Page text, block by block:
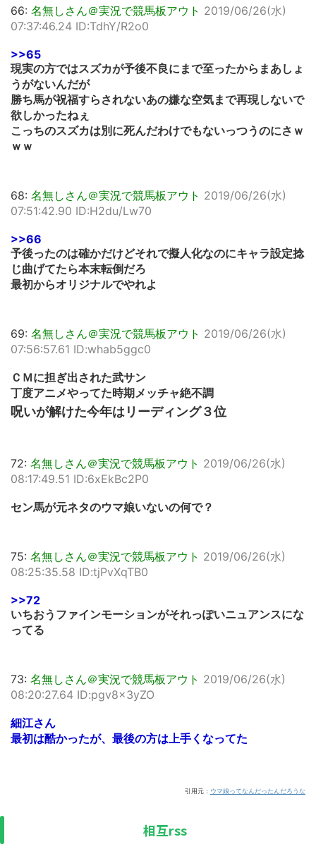
66: 名無しさん＠実況で競馬板アウト 2019/06/26(水)
07:37:46.24 ID:TdhY/R2o0
>>65
現実の方ではスズカが予後不良にまで至ったからまあしょ
うがないんだが
勝ち馬が祝福すらされないあの嫌な空気まで再現しないで
欲しかったねぇ
こっちのスズカは別に死んだわけでもないっつうのにさｗ
ｗｗ
68: 名無しさん＠実況で競馬板アウト 2019/06/26(水)
07:51:42.90 ID:H2du/Lw70
>>66
予後ったのは確かだけどそれで擬人化なのにキャラ設定捻
じ曲げてたら本末転倒だろ
最初からオリジナルでやれよ
69: 名無しさん＠実況で競馬板アウト 2019/06/26(水)
07:56:57.61 ID:whab5ggc0
ＣＭに担ぎ出された武サン
丁度アニメやってた時期メッチャ絶不調
呪いが解けた今年はリーディング３位
72: 名無しさん＠実況で競馬板アウト 2019/06/26(水)
08:17:49.51 ID:6xEkBc2P0
セン馬が元ネタのウマ娘いないの何で？
75: 名無しさん＠実況で競馬板アウト 2019/06/26(水)
08:25:35.58 ID:tjPvXqTB0
>>72
いちおうファインモーションがそれっぽいニュアンスにな
ってる
73: 名無しさん＠実況で競馬板アウト 2019/06/26(水)
08:20:27.64 ID:pgv8x3yZO
細江さん
最初は酷かったが、最後の方は上手くなってた
引用元： ウマ娘ってなんだったんだろうな
相互rss